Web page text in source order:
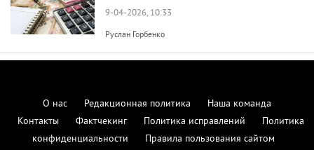
9-04-2026, 10:33
Руслан Горбенко
О нас Редакционная политика
Наша команда
Контакты
Фактчекинг Политика исправлений
Политика
конфиденциальности
Правила пользования сайтом